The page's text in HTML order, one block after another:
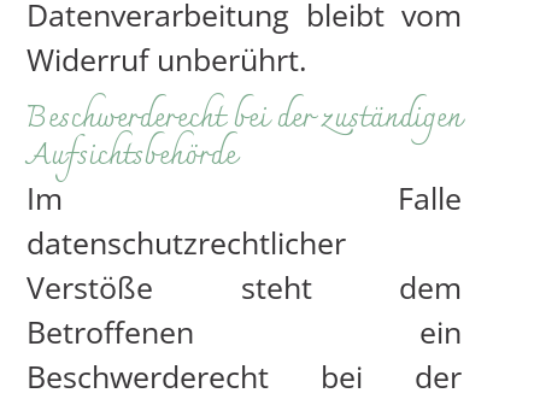
Datenverarbeitung bleibt vom
Widerruf unberührt.
Beschwerderecht bei der zuständigen
Aufsichtsbehörde
Im Falle
datenschutzrechtlicher
Verstöße steht dem
Betroffenen ein
Beschwerderecht bei der